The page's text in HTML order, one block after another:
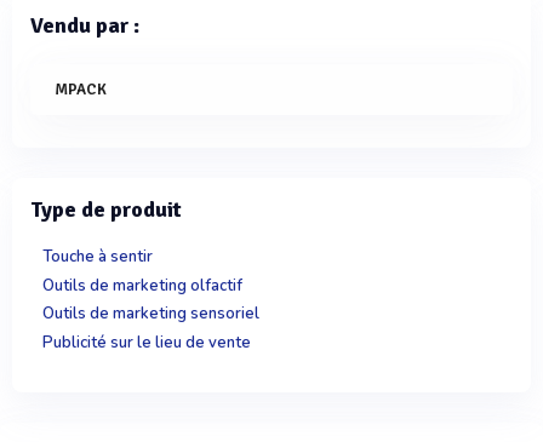
Vendu par :
MPACK
Type de produit
Touche à sentir
Outils de marketing olfactif
Outils de marketing sensoriel
Publicité sur le lieu de vente